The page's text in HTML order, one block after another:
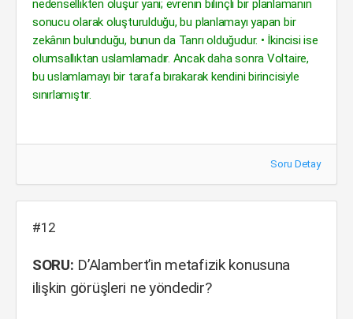
nedensellikten oluşur yani; evrenin bilinçli bir planlamanın
sonucu olarak oluşturulduğu, bu planlamayı yapan bir
zekânın bulunduğu, bunun da Tanrı olduğudur. • İkincisi ise
olumsallıktan uslamlamadır. Ancak daha sonra Voltaire,
bu uslamlamayı bir tarafa bırakarak kendini birincisiyle
sınırlamıştır.
Soru Detay
#12
SORU: D’Alambert’in metafizik konusuna
ilişkin görüşleri ne yöndedir?